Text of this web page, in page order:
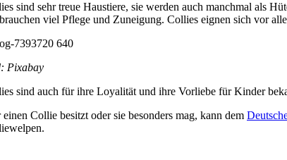
sind sehr treue Haustiere, sie werden auch manchmal als
viel Pflege und Zuneigung. Collies eignen sich vor
Pixabay
sind auch für ihre Loyalität und ihre Vorliebe für Kinder
einen Collie besitzt oder sie besonders mag, kann dem